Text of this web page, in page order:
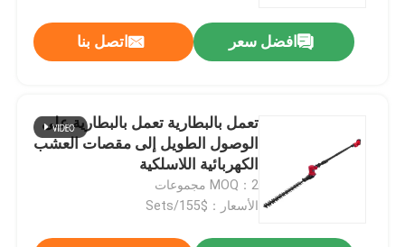
افضل سعر اتصل بنا
تعمل بالبطارية تعمل بالبطارية على
الوصول الطويل إلى مقصات العشب
الكهربائية اللاسلكية
MOQ：2 مجموعات
الأسعار：$155/Sets